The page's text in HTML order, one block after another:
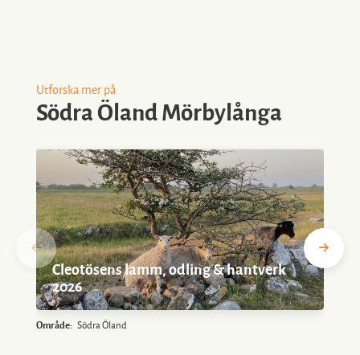
Utforska mer på
Södra Öland Mörbylånga
Cleotösens lamm, odling & hantverk
2026
Område: Södra Öland